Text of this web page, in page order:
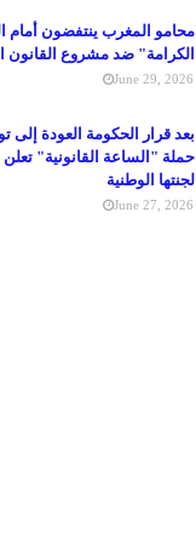
محامو المغرب ينتفضون أمام
الكرامة" ضد مشروع القانون
June 29, 2026
بعد قرار الحكومة العودة
حملة "الساعة القانونية"
لجنتها الوطنية
June 27, 2026